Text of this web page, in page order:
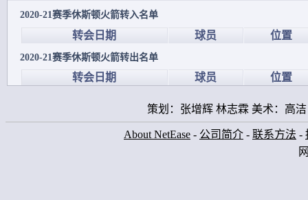
2020-21赛季休斯顿火箭转入名单
转会日期 球员 位置
2020-21赛季休斯顿火箭转出名单
转会日期 球员 位置
策划：张增辉 林志霖 美术：高
About NetEase - 公司简介 - 联系方法 -